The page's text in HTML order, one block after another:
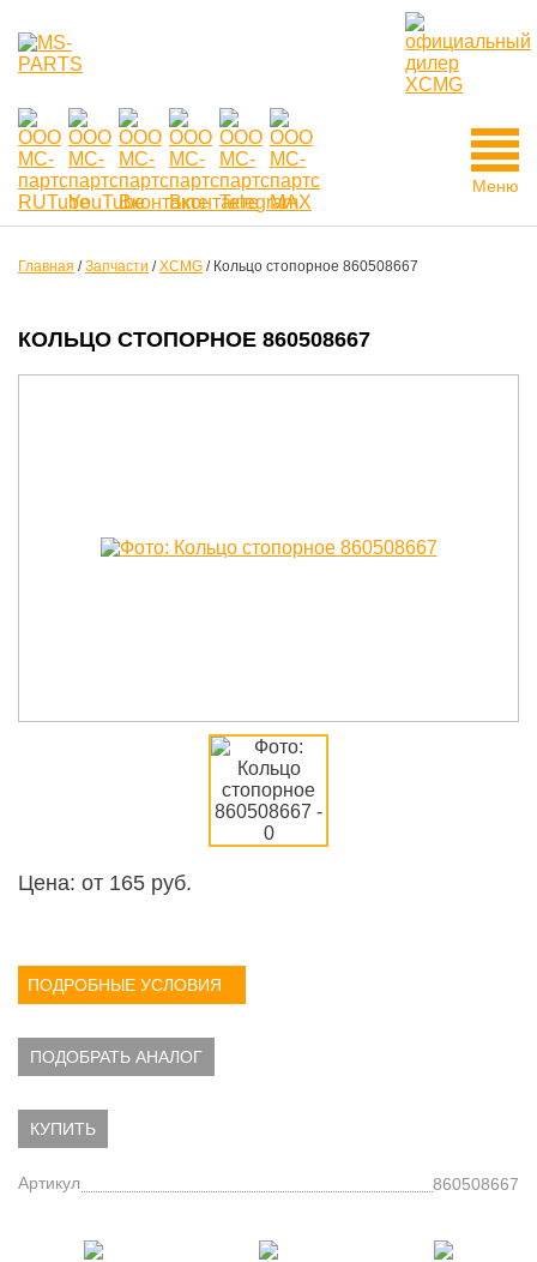
Меню
Главная /Запчасти /XCMG / Кольцо стопорное 860508667
КОЛЬЦО СТОПОРНОЕ 860508667
Цена: от 165 руб.
ПОДРОБНЫЕ УСЛОВИЯ
ПОДОБРАТЬ АНАЛОГ
КУПИТЬ
Артикул 860508667